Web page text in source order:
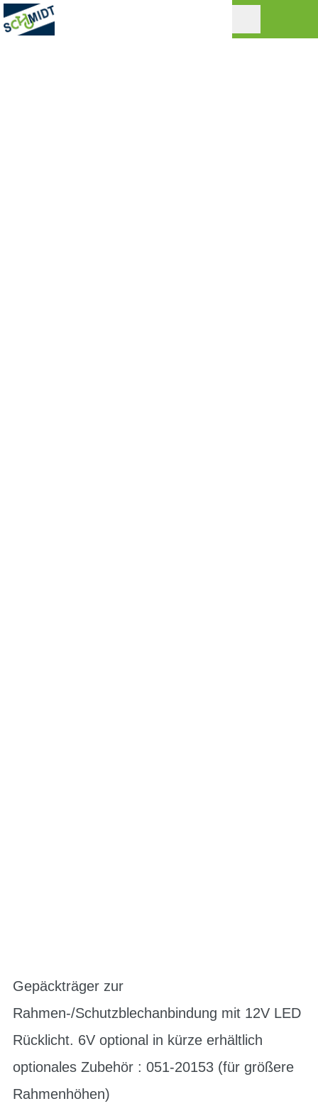
Gepäckträger zur
Rahmen-/Schutzblechanbindung mit 12V LED
Rücklicht. 6V optional in kürze erhältlich
optionales Zubehör : 051-20153 (für größere
Rahmenhöhen)